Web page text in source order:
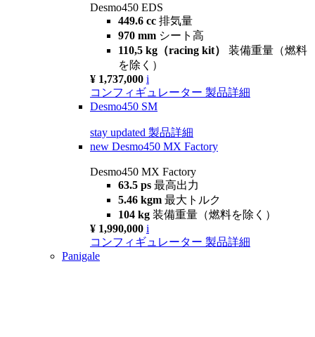
Desmo450 EDS
449.6 cc 排気量
970 mm シート高
110,5 kg（racing kit） 装備重量（燃料
を除く）
¥ 1,737,000 i
コンフィギュレーター 製品詳細
Desmo450 SM
stay updated 製品詳細
new Desmo450 MX Factory
Desmo450 MX Factory
63.5 ps 最高出力
5.46 kgm 最大トルク
104 kg 装備重量（燃料を除く）
¥ 1,990,000 i
コンフィギュレーター 製品詳細
Panigale